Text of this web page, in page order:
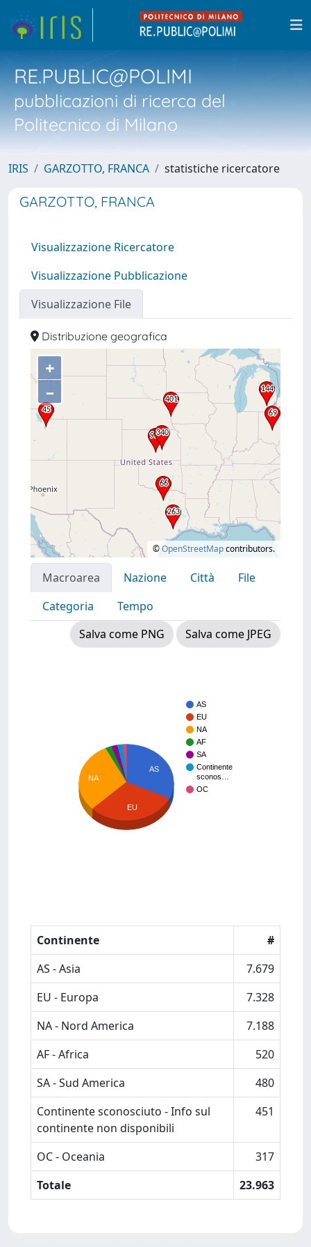
RE.PUBLIC@POLIMI
pubblicazioni di ricerca del
Politecnico di Milano
IRIS GARZOTTO, FRANCA statistiche ricercatore
GARZOTTO, FRANCA
Visualizzazione Ricercatore
Visualizzazione Pubblicazione
Visualizzazione File
Distribuzione geografica
+
–
©OpenStreetMapcontributors.
Macroarea Nazione Città
File
Categoria
Tempo
Salva come PNG
Salva come JPEG
AS
EU
NA
AF
SA
Continente
sconos…
OC
AS
NA
EU
Continente
#
AS - Asia
7.679
EU - Europa
7.328
NA - Nord America
7.188
AF - Africa
520
SA - Sud America
480
Continente sconosciuto - Info sul
continente non disponibili
451
OC - Oceania
317
Totale
23.963